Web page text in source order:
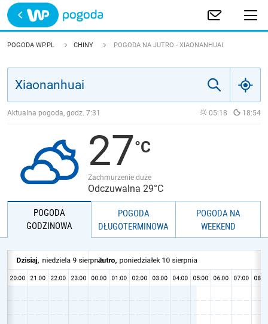
Trwa ładowanie
POLSKA
POGODA WP.PL CHINY POGODA NA JUTRO - XIAONANHUAI
Aktualna pogoda, godz. 7:31 05:18 18:54
27
Zachmurzenie duże
Odczuwalna 29°C
POGODA
GODZINOWA
POGODA
DŁUGOTERMINOWA
POGODA NA
WEEKEND